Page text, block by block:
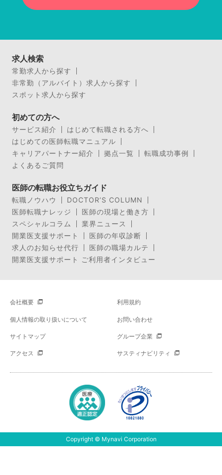
求人検索
常勤求人から探す
非常勤（アルバイト）求人から探す
スポット求人から探す
初めての方へ
サービス紹介
はじめて転職される方へ
はじめての医師転職マニュアル
キャリアパートナー紹介
拠点一覧
転職成功事例
よくあるご質問
医師の転職お役立ちガイド
転職ノウハウ
DOCTOR’S COLUMN
医師転職ナレッジ
医師の現場と働き方
スペシャルコラム
業界ニュース
開業医支援サポート
医師の年収診断
求人のお知らせ代行
医師の職場カルテ
開業医支援サポート ご利用者インタビュー
会社概要 利用規約
個人情報の取り扱いについて お問い合わせ
サイトマップ グループ企業
アクセス サスティナビリティ
Copyright © Mynavi Corporation